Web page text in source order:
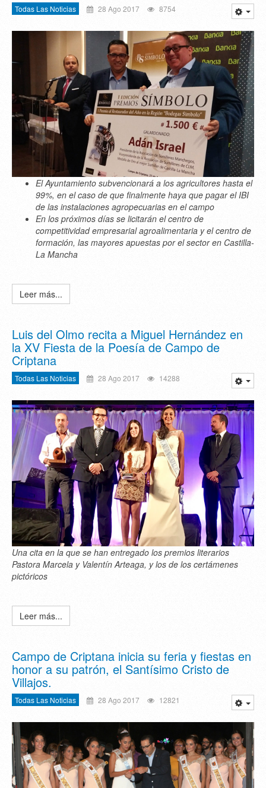
Todas Las Noticias 28 Ago 2017 8754
El Ayuntamiento subvencionará a los agricultores hasta el
99%, en el caso de que finalmente haya que pagar el IBI
de las instalaciones agropecuarias en el campo
En los próximos días se licitarán el centro de
competitividad empresarial agroalimentaria y el centro de
formación, las mayores apuestas por el sector en Castilla-
La Mancha
Leer más...
Luis del Olmo recita a Miguel Hernández en
la XV Fiesta de la Poesía de Campo de
Criptana
Todas Las Noticias 28 Ago 2017 14288
Una cita en la que se han entregado los premios literarios
Pastora Marcela y Valentín Arteaga, y los de los certámenes
pictóricos
Leer más...
Campo de Criptana inicia su feria y fiestas en
honor a su patrón, el Santísimo Cristo de
Villajos.
Todas Las Noticias 28 Ago 2017 12821